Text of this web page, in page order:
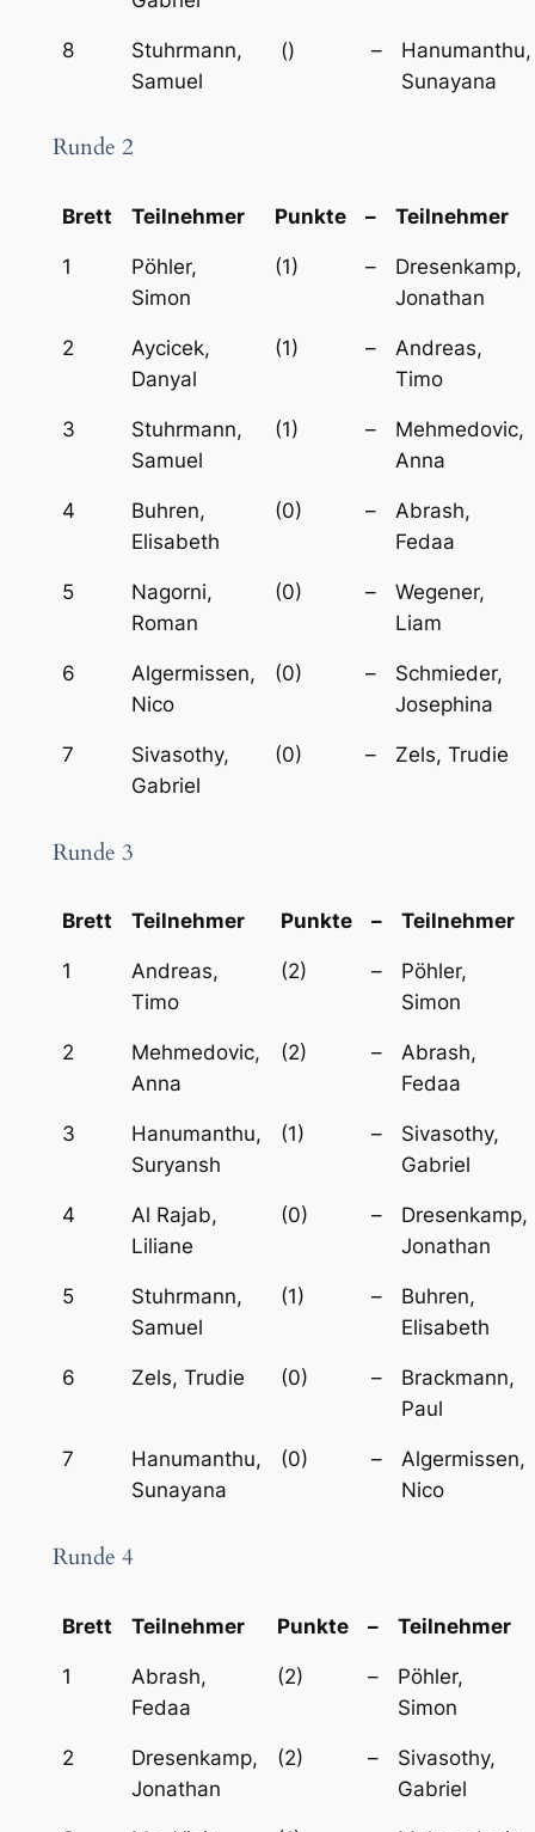
8
Stuhrmann,
Samuel
() –
Hanumanthu,
Sunayana
Runde 2
Brett Teilnehmer Punkte – Teilnehmer
1
Pöhler,
Simon
(1) –
Dresenkamp,
Jonathan
2
Aycicek,
Danyal
(1) –
Andreas,
Timo
3
Stuhrmann,
Samuel
(1) –
Mehmedovic,
Anna
4
Buhren,
Elisabeth
(0) –
Abrash,
Fedaa
5
Nagorni,
Roman
(0) –
Wegener,
Liam
6
Algermissen,
Nico
(0) –
Schmieder,
Josephina
7
Sivasothy,
Gabriel
(0) – Zels, Trudie
Runde 3
Brett Teilnehmer Punkte – Teilnehmer
1
Andreas,
Timo
(2) –
Pöhler,
Simon
2
Mehmedovic,
Anna
(2) –
Abrash,
Fedaa
3
Hanumanthu,
Suryansh
(1) –
Sivasothy,
Gabriel
4
Al Rajab,
Liliane
(0) –
Dresenkamp,
Jonathan
5
Stuhrmann,
Samuel
(1) –
Buhren,
Elisabeth
6 Zels, Trudie (0) –
Brackmann,
Paul
7
Hanumanthu,
Sunayana
(0) –
Algermissen,
Nico
Runde 4
Brett Teilnehmer Punkte – Teilnehmer
1
Abrash,
Fedaa
(2) –
Pöhler,
Simon
2
Dresenkamp,
Jonathan
(2) –
Sivasothy,
Gabriel